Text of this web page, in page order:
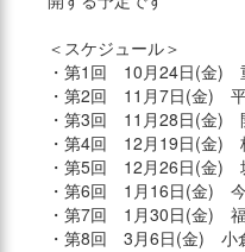
＜スケジュール＞
・第1回 10月24日(金)
・第2回 11月7日(金)
・第3回 11月28日(金)
・第4回 12月19日(金)
・第5回 12月26日(金)
・第6回 1月16日(金)
・第7回 1月30日(金)
・第8回 3月6日(金) 小